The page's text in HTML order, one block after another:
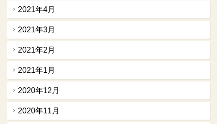
2021年4月
2021年3月
2021年2月
2021年1月
2020年12月
2020年11月